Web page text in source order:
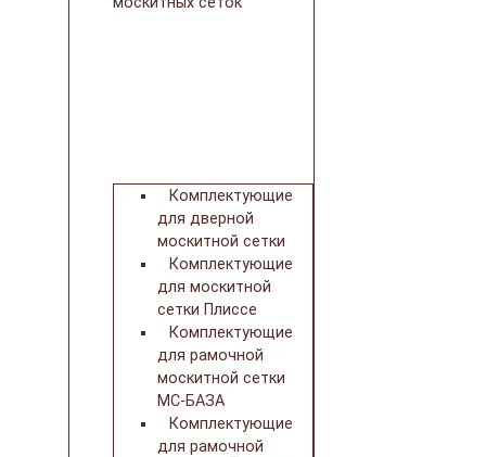
Комплектующие
для дверной
москитной сетки
Комплектующие
для москитной
сетки Плиссе
Комплектующие
для рамочной
москитной сетки
МС-БАЗА
Комплектующие
для рамочной